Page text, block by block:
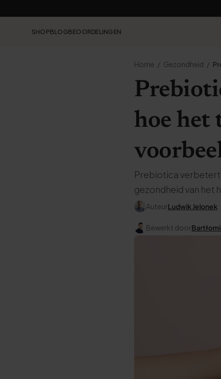
SHOPBLOGBEOORDELINGEN
Home Gezondheid
hoe het
Prebiotica verbetert
gezondheid van het
AuteurLudwik Jelonek
Bewerkt door